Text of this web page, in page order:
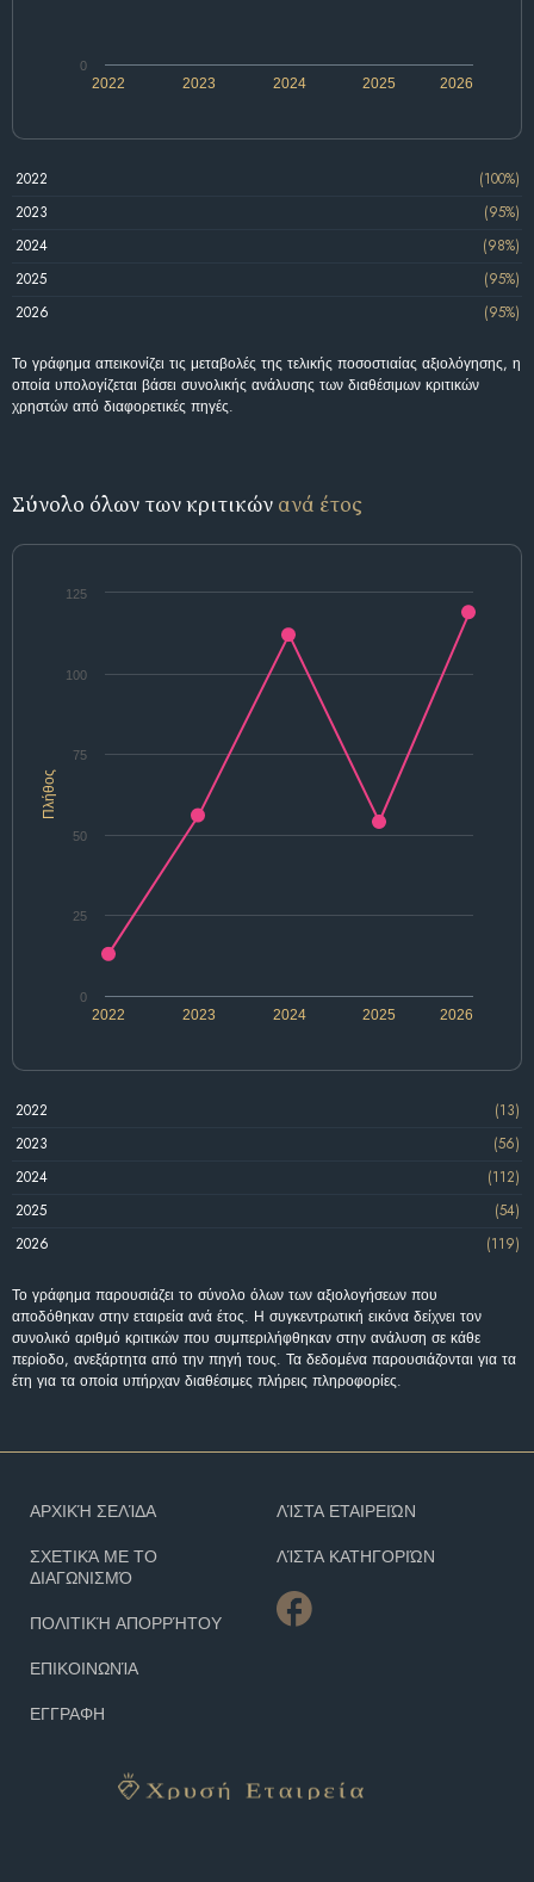
2022 2024 2026
2023 2025
0
2022
(100%)
2023
(95%)
2024
(98%)
2025
(95%)
2026
(95%)
Το γράφημα απεικονίζει τις μεταβολές της τελικής ποσοστιαίας αξιολόγησης, η
οποία υπολογίζεται βάσει συνολικής ανάλυσης των διαθέσιμων κριτικών
χρηστών από διαφορετικές πηγές.
Σύνολο όλων των κριτικών ανά έτος
Πλήθος
2025
2022 2023 2024 2026
0
25
50
75
100
125
2022
(13)
2023
(56)
2024
(112)
2025
(54)
2026
(119)
Το γράφημα παρουσιάζει το σύνολο όλων των αξιολογήσεων που
αποδόθηκαν στην εταιρεία ανά έτος. Η συγκεντρωτική εικόνα δείχνει τον
συνολικό αριθμό κριτικών που συμπεριλήφθηκαν στην ανάλυση σε κάθε
περίοδο, ανεξάρτητα από την πηγή τους. Τα δεδομένα παρουσιάζονται για τα
έτη για τα οποία υπήρχαν διαθέσιμες πλήρεις πληροφορίες.
ΑΡΧΙΚΉ ΣΕΛΊΔΑ
ΣΧΕΤΙΚΆ ΜΕ ΤΟ
ΔΙΑΓΩΝΙΣΜΌ
ΠΟΛΙΤΙΚΉ ΑΠΟΡΡΉΤΟΥ
ΕΠΙΚΟΙΝΩΝΊΑ
ΕΓΓΡΑΦΗ
ΛΊΣΤΑ ΕΤΑΙΡΕΙΏΝ
ΛΊΣΤΑ ΚΑΤΗΓΟΡΙΏΝ